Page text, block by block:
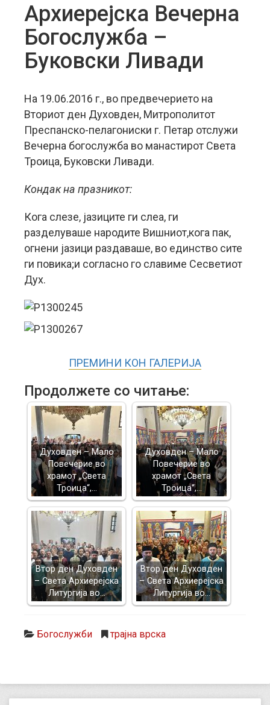
Архиерејска Вечерна
Богослужба –
Буковски Ливади
На 19.06.2016 г., во предвечерието на
Вториот ден Духовден, Митрополитот
Преспанско-пелагониски г. Петар отслужи
Вечерна богослужба во манастирот Света
Троица, Буковски Ливади.
Кондак на празникот:
Кога слезе, јазиците ги слеа, ги
разделуваше народите Вишниот,кога пак,
огнени јазици раздаваше, во единство сите
ги повика;и согласно го славиме Сесветиот
Дух.
ПРЕМИНИ КОН ГАЛЕРИЈА
Продолжете со читање:
Духовден – Мало
Повечерие во
храмот „Света
Троица“,…
Духовден – Мало
Повечерие во
храмот „Света
Троица“,…
Втор ден Духовден
– Света Архиерејска
Литургија во…
Втор ден Духовден
– Света Архиерејска
Литургија во…
Богослужби трајна врска